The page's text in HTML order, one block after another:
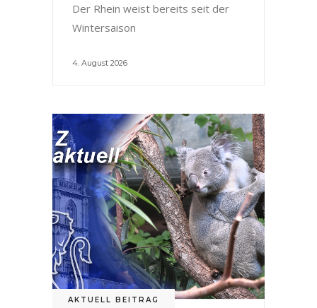
Der Rhein weist bereits seit der
Wintersaison
4. August 2026
AKTUELL BEITRAG